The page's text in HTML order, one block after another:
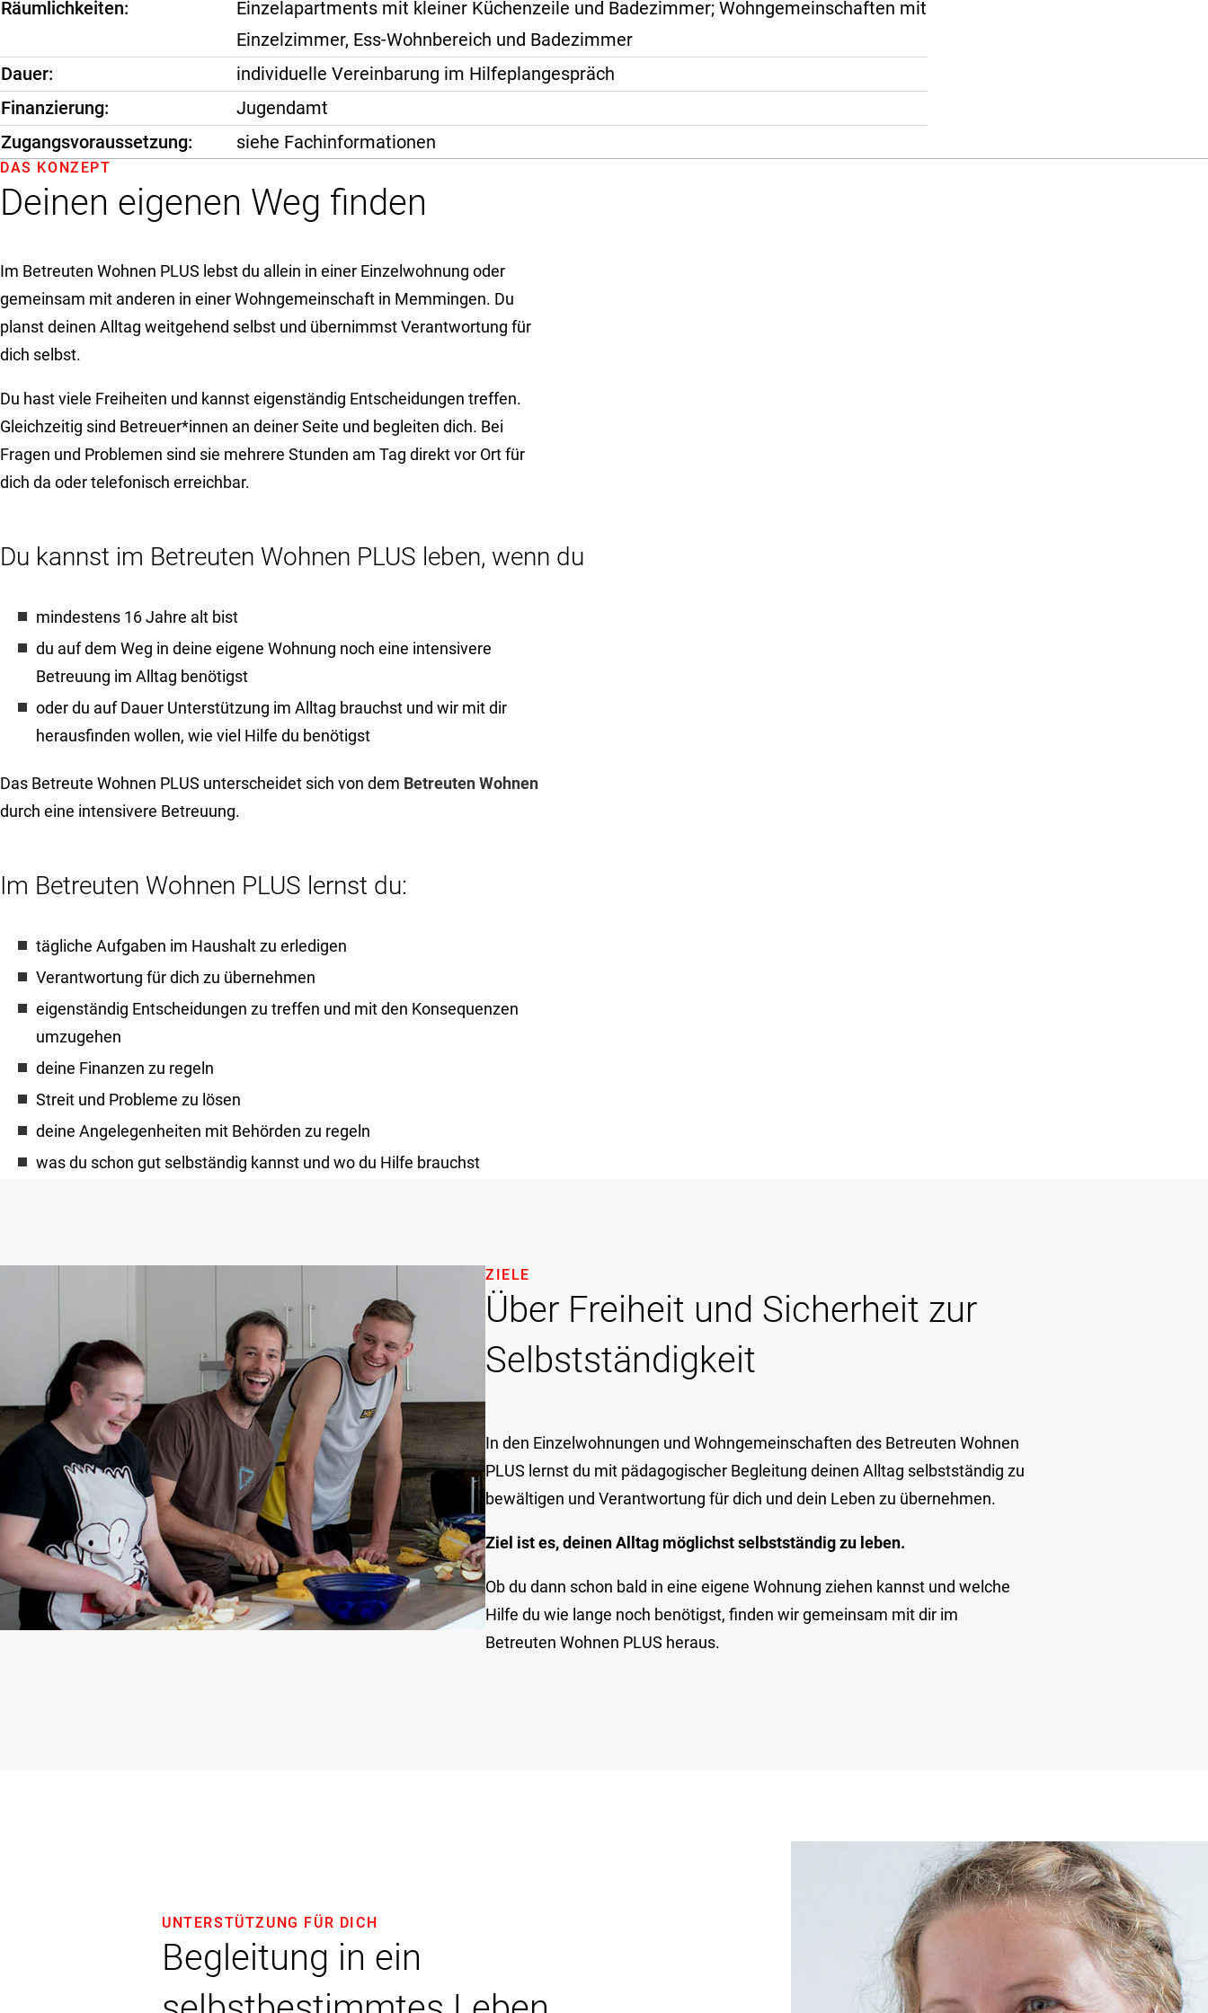
Räumlichkeiten
Einzelapartments mit kleiner Küchenzeile und Badezimmer; Wohngemeinschaften mit
Einzelzimmer, Ess-Wohnbereich und Badezimmer
Dauer
individuelle Vereinbarung im Hilfeplangespräch
Finanzierung
Jugendamt
Zugangsvoraussetzung
siehe Fachinformationen
Deinen eigenen Weg finden
DAS KONZEPT
Im Betreuten Wohnen PLUS lebst du allein in einer Einzelwohnung oder
gemeinsam mit anderen in einer Wohngemeinschaft in Memmingen. Du
planst deinen Alltag weitgehend selbst und übernimmst Verantwortung für
dich selbst.
Du hast viele Freiheiten und kannst eigenständig Entscheidungen treffen.
Gleichzeitig sind Betreuer*innen an deiner Seite und begleiten dich. Bei
Fragen und Problemen sind sie mehrere Stunden am Tag direkt vor Ort für
dich da oder telefonisch erreichbar.
Du kannst im Betreuten Wohnen PLUS leben, wenn du
mindestens 16 Jahre alt bist
du auf dem Weg in deine eigene Wohnung noch eine intensivere
Betreuung im Alltag benötigst
oder du auf Dauer Unterstützung im Alltag brauchst und wir mit dir
herausfinden wollen, wie viel Hilfe du benötigst
Das Betreute Wohnen PLUS unterscheidet sich von dem Betreuten Wohnen
durch eine intensivere Betreuung.
Im Betreuten Wohnen PLUS lernst du:
tägliche Aufgaben im Haushalt zu erledigen
Verantwortung für dich zu übernehmen
eigenständig Entscheidungen zu treffen und mit den Konsequenzen
umzugehen
deine Finanzen zu regeln
Streit und Probleme zu lösen
deine Angelegenheiten mit Behörden zu regeln
was du schon gut selbständig kannst und wo du Hilfe brauchst
Über Freiheit und Sicherheit zur
Selbstständigkeit
ZIELE
In den Einzelwohnungen und Wohngemeinschaften des Betreuten Wohnen
PLUS lernst du mit pädagogischer Begleitung deinen Alltag selbstständig zu
bewältigen und Verantwortung für dich und dein Leben zu übernehmen.
Ziel ist es, deinen Alltag möglichst selbstständig zu leben.
Ob du dann schon bald in eine eigene Wohnung ziehen kannst und welche
Hilfe du wie lange noch benötigst, finden wir gemeinsam mit dir im
Betreuten Wohnen PLUS heraus.
Begleitung in ein
UNTERSTÜTZUNG FÜR DICH